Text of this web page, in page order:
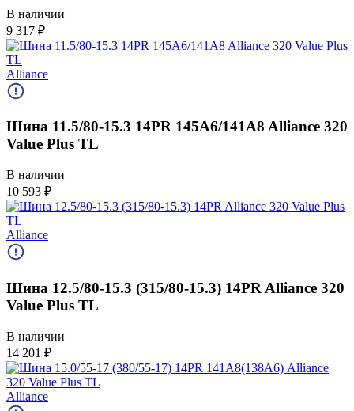
В наличии
9 317 ₽
Alliance
Шина 11.5/80-15.3 14PR 145A6/141A8 Alliance 320
Value Plus TL
В наличии
10 593 ₽
Alliance
Шина 12.5/80-15.3 (315/80-15.3) 14PR Alliance 320
Value Plus TL
В наличии
14 201 ₽
Alliance